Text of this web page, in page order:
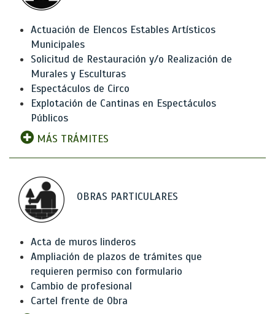
Actuación de Elencos Estables Artísticos
Municipales
Solicitud de Restauración y/o Realización de
Murales y Esculturas
Espectáculos de Circo
Explotación de Cantinas en Espectáculos
Públicos
MÁS TRÁMITES
OBRAS PARTICULARES
Acta de muros linderos
Ampliación de plazos de trámites que
requieren permiso con formulario
Cambio de profesional
Cartel frente de Obra